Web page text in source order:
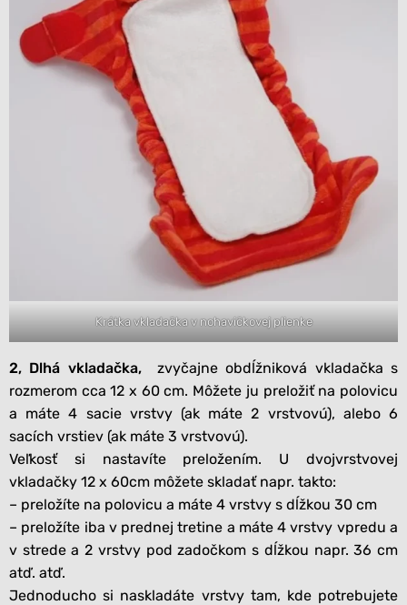
Krátka vkladačka v nohavičkovej plienke
2, Dlhá vkladačka, zvyčajne obdĺžniková vkladačka s
rozmerom cca 12 x 60 cm. Môžete ju preložiť na polovicu
a máte 4 sacie vrstvy (ak máte 2 vrstvovú), alebo 6
sacích vrstiev (ak máte 3 vrstvovú).
Veľkosť si nastavíte preložením. U dvojvrstvovej
vkladačky 12 x 60cm môžete skladať napr. takto:
– preložíte na polovicu a máte 4 vrstvy s dĺžkou 30 cm
– preložíte iba v prednej tretine a máte 4 vrstvy vpredu a
v strede a 2 vrstvy pod zadočkom s dĺžkou napr. 36 cm
atď. atď.
Jednoducho si naskladáte vrstvy tam, kde potrebujete